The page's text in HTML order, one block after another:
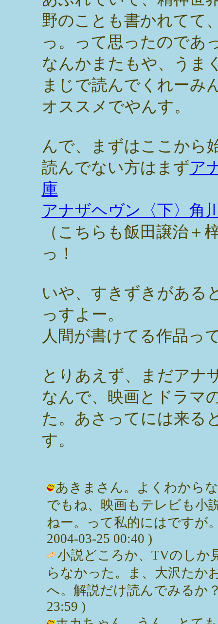
野のことも書かれてて
っ。って思ったのであ
なんかまたもや、うま
まじで読んでくれーみ
オススメでやんす。
んで、まずはここから
読んでない方はまずア
庫
アナザヘヴン〈下〉角
（こちらも飯田譲治＋
っ！
いや、すきずきがある
っすよー。
人間が書けてる作品っ
とりあえず、まだアナ
なんで、映画とドラマ
た。あさってには来る
す。
あきまさん。よくわから
でもね、映画もテレビも小
ねー。って私的にはですが
2004-03-25 00:40 )
小説どころか、TVのしか
らなかった。ま、大沢たか
へ。解説だけ読んでみるか
23:59 )